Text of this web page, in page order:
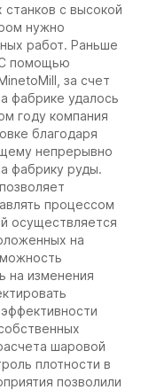
с высокой
нужно
работ. Раньше
С помощью
за счет
фабрике удалось
году компания
благодаря
непрерывно
фабрику руды.
процессом
осуществляется
на
на изменения
шаровой
плотности в
позволили